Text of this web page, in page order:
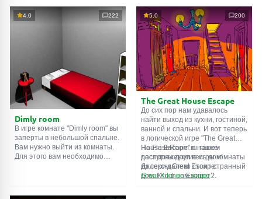
их, чтобы выйти. Выход из
одной комнаты является
смекалки попробуйте решить
все, приготовленные авторами
для вас, головоломки и найти
выход на свободу.
Внимательно осмотрите
помещение, возможно вы
сможете найти какие-нибудь
подсказки. Желаем удачи!
4.0 222
Dimly room
В игре комнате "Dimly room" вы
заперты в небольшой спальне.
Вам нужно выйти из комнаты.
Для этого вам необходимо
5.0 200
The Great House Escape
До сих пор нам удавалось
найти выход из кухни, гостиной,
ванной и спальни. И вот теперь
в логической игре "The Great
House Escape" в нашем
распоряжении весь дом!
Далеко-далеко стоит странный
дом. Кто в нем живет?
На FlashRoom.ru также
доступны другие игры комнаты
из серии Great Escape:
Great Kitchen Escape